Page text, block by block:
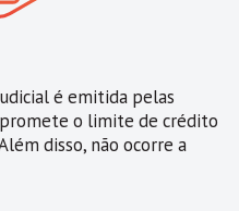
é emitida pelas
o limite de crédito
disso, não ocorre a